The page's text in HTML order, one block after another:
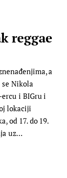
reggae
a
Nikola
i BIGru i
lokaciji
od 17. do 19.
uz…